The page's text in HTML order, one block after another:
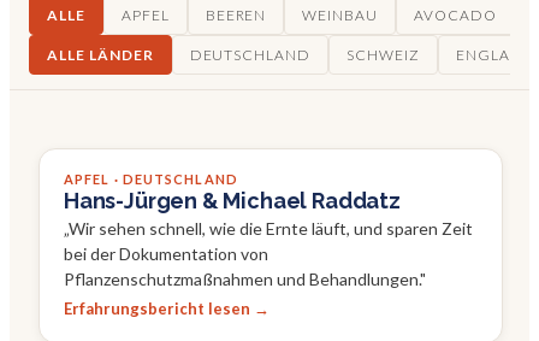
ALLE APFEL BEEREN WEINBAU AVOCADO
ALLE LÄNDER DEUTSCHLAND SCHWEIZ ENGLAND
APFEL · DEUTSCHLAND
Hans-Jürgen & Michael Raddatz
„Wir sehen schnell, wie die Ernte läuft, und sparen Zeit
bei der Dokumentation von
Pflanzenschutzmaßnahmen und Behandlungen."
Erfahrungsbericht lesen →